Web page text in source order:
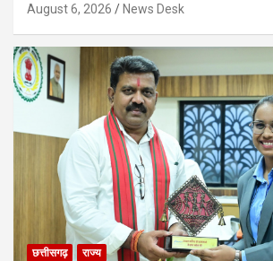
August 6, 2026 News Desk
छत्तीसगढ़ राज्य